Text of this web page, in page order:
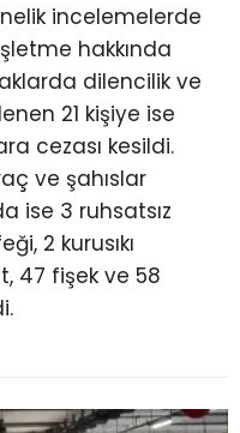
incelemelerde
hakkında
dilencilik ve
21 kişiye ise
cezası kesildi.
ve şahıslar
ise 3 ruhsatsız
2 kurusıkı
47 fişek ve 58